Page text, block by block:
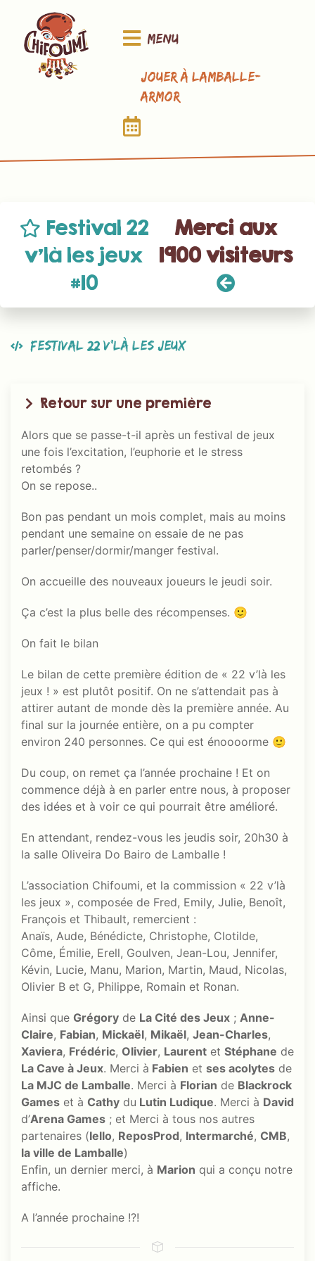
Menu
Jouer à Lamballe-
Armor
Festival 22
v’là les jeux
#10
Merci aux
1900 visiteurs
Festival 22 V’là les jeux
Retour sur une première
Alors que se passe-t-il après un festival de jeux
une fois l’excitation, l’euphorie et le stress
retombés ?
On se repose..
Bon pas pendant un mois complet, mais au moins
pendant une semaine on essaie de ne pas
parler/penser/dormir/manger festival.
On accueille des nouveaux joueurs le jeudi soir.
Ça c’est la plus belle des récompenses. 🙂
On fait le bilan
Le bilan de cette première édition de « 22 v’là les
jeux ! » est plutôt positif. On ne s’attendait pas à
attirer autant de monde dès la première année. Au
final sur la journée entière, on a pu compter
environ 240 personnes. Ce qui est énoooorme 🙂
Du coup, on remet ça l’année prochaine ! Et on
commence déjà à en parler entre nous, à proposer
des idées et à voir ce qui pourrait être amélioré.
En attendant, rendez-vous les jeudis soir, 20h30 à
la salle Oliveira Do Bairo de Lamballe !
L’association Chifoumi, et la commission « 22 v’là
les jeux », composée de Fred, Emily, Julie, Benoît,
François et Thibault, remercient :
Anaïs, Aude, Bénédicte, Christophe, Clotilde,
Côme, Émilie, Erell, Goulven, Jean-Lou, Jennifer,
Kévin, Lucie, Manu, Marion, Martin, Maud, Nicolas,
Olivier B et G, Philippe, Romain et Ronan.
Ainsi que Grégory de La Cité des Jeux ; Anne-
Claire, Fabian, Mickaël, Mikaël, Jean-Charles,
Xaviera, Frédéric, Olivier, Laurent et Stéphane de
La Cave à Jeux. Merci à Fabien et ses acolytes de
La MJC de Lamballe. Merci à Florian de Blackrock
Games et à Cathy du Lutin Ludique. Merci à David
d’Arena Games ; et Merci à tous nos autres
partenaires (Iello, ReposProd, Intermarché, CMB,
la ville de Lamballe)
Enfin, un dernier merci, à Marion qui a conçu notre
affiche.
A l’année prochaine !?!